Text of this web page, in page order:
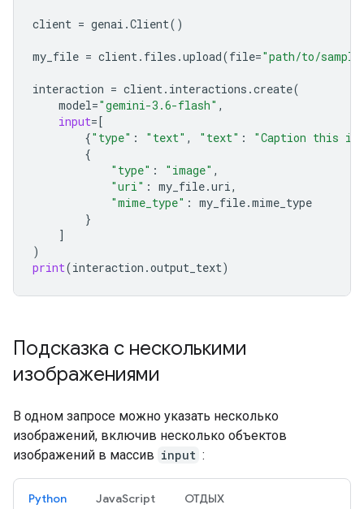
client = genai .Client()
my_file = client. files .upload(file="path/to/
interaction = client. interactions .create(
model="gemini-3.6-flash" ,
input=[
{"type" : "text" , "text" :
"Caption this
{
"type" : "image" ,
"uri" : my_file.uri,
"mime_type" : my_file.mime_type
}
]
)
print(interaction .output_text)
Подсказка с несколькими
изображениями
В одном запросе можно указать несколько
изображений, включив несколько объектов
изображений в массив input :
Python JavaScript ОТДЫХ